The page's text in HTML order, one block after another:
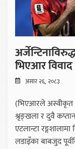
भिएआर
असार २६, २०८३
(भिएआरले अस्वीकृत
श्रृङ्खला र दुवै
एटलान्टा
लडाइँका बाबजुद